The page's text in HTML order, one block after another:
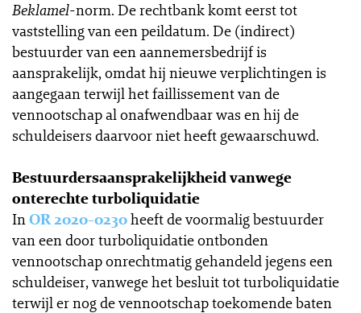
Beklamel-norm. De rechtbank komt eerst tot
vaststelling van een peildatum. De (indirect)
bestuurder van een aannemersbedrijf is
aansprakelijk, omdat hij nieuwe verplichtingen is
aangegaan terwijl het faillissement van de
vennootschap al onafwendbaar was en hij de
schuldeisers daarvoor niet heeft gewaarschuwd.
Bestuurdersaansprakelijkheid vanwege
onterechte turboliquidatie
InOR 2020-0230heeft de voormalig bestuurder
van een door turboliquidatie ontbonden
vennootschap onrechtmatig gehandeld jegens een
schuldeiser, vanwege het besluit tot turboliquidatie
terwijl er nog de vennootschap toekomende baten